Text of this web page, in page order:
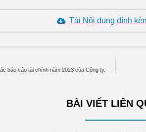
Tải Nội dung đính
báo cáo tài chính năm 2023 của Công ty.
BÀI VIẾT LIÊN